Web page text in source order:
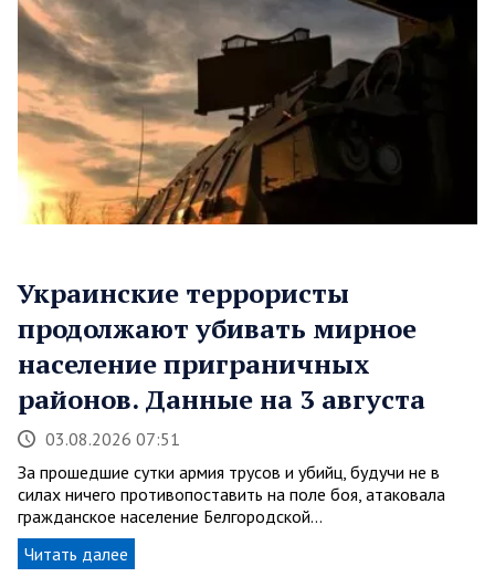
Украинские террористы
продолжают убивать мирное
население приграничных
районов. Данные на 3 августа
03.08.2026 07:51
За прошедшие сутки армия трусов и убийц, будучи не в
силах ничего противопоставить на поле боя, атаковала
гражданское население Белгородской…
Читать далее